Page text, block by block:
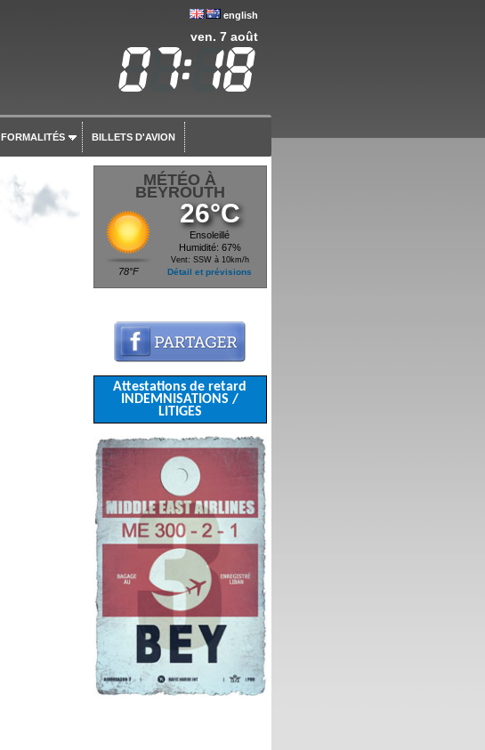
english
ven. 7 août
FORMALITÉS BILLETS D'AVION
MÉTÉO À
BEYROUTH
78°F
26°C
Ensoleillé
Humidité: 67%
Vent: SSW à 10km/h
Détail et prévisions
Attestations de retard
INDEMNISATIONS /
LITIGES